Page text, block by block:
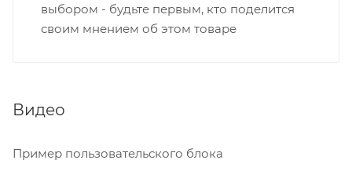
выбором - будьте первым, кто поделится
своим мнением об этом товаре
Видео
Пример пользовательского блока